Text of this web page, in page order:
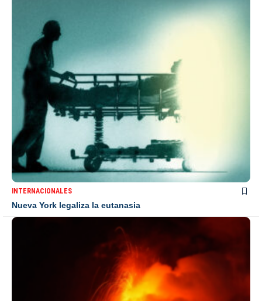
INTERNACIONALES
Nueva York legaliza la eutanasia